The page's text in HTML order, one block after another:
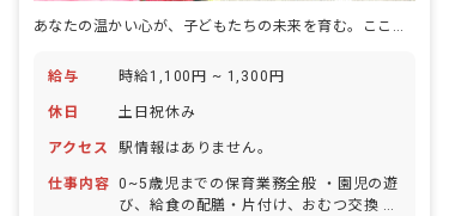
あなたの温かい心が、子どもたちの未来を育む。ここで輝く毎日を始めませんか？
給与 時給1,100円 ~ 1,300円
休日 土日祝休み
アクセス 駅情報はありません。
仕事内容 0~5歳児までの保育業務全般 ・園児の遊
び、給食の配膳・片付け、おむつ交換 ・